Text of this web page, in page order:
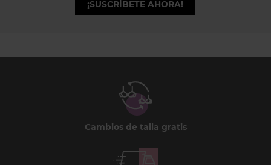
¡SUSCRÍBETE AHORA!
Cambios de talla gratis